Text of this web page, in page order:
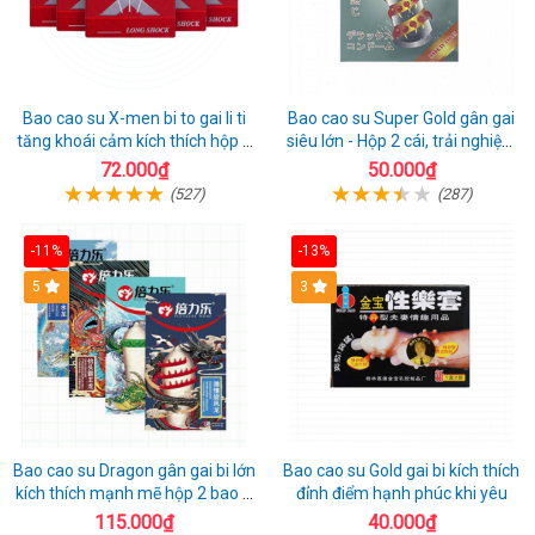
Bao cao su X-men bi to gai li ti
tăng khoái cảm kích thích hộp 1
cái
72.000₫
(527)
Bao cao su Super Gold gân gai
siêu lớn - Hộp 2 cái, trải nghiệm
mới lạ
50.000₫
(287)
-11%
Hot
5
Bao cao su Dragon gân gai bi lớn
kích thích mạnh mẽ hộp 2 bao +
1 riêng
115.000₫
-13%
3
Bao cao su Gold gai bi kích thích
đỉnh điểm hạnh phúc khi yêu
40.000₫